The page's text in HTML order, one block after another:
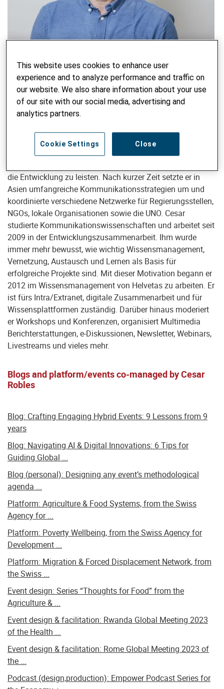
Cesar Robles, BA
cesar.robles@helvetas.org
2008 verliess Cesar Robles seine kleine Heimatstadt in
die Entwicklung zu leisten. Nach kurzer Zeit setzte er in
Asien umfangreiche Kommunikationsstrategien um und
koordinierte verschiedene Netzwerke für Regierungsstellen,
NGOs, lokale Organisationen sowie die UNO. Cesar
studierte Kommunikationswissenschaften und arbeitet seit
2009 in der Entwicklungszusammenarbeit. Ihm wurde
immer mehr bewusst, wie wichtig Wissensmanagement,
Vernetzung, Austausch und Lernen als Basis für
erfolgreiche Projekte sind. Mit dieser Motivation begann er
2012 im Wissensmanagement von Helvetas zu arbeiten. Er
ist fürs Intra/Extranet, digitale Zusammenarbeit und für
Wissensplattformen zuständig. Darüber hinaus moderiert
er Workshops und Konferenzen, organisiert Multimedia
Berichterstattungen, e-Diskussionen, Newsletter, Webinars,
Livestreams und vieles mehr.
Blogs and platform/events co-managed by Cesar
Robles
Blog: Crafting Engaging Hybrid Events: 9 Lessons from 9
years
Blog: Navigating AI & Digital Innovations: 6 Tips for
Guiding Global ...
Blog (personal): Designing any event’s methodological
agenda ...
Platform: Agriculture & Food Systems, from the Swiss
Agency for ...
Platform: Poverty Wellbeing, from the Swiss Agency for
Development ...
Platform: Migration & Forced Displacement Network, from
the Swiss ...
Event design: Series “Thoughts for Food” from the
Agriculture & ...
Event design & facilitation: Rwanda Global Meeting 2023
of the Health ...
Event design & facilitation: Rome Global Meeting 2023 of
the ...
Podcast (design,production): Empower Podcast Series for
This website uses cookies to enhance user
experience and to analyze performance and traffic on
our website. We also share information about your use
of our site with our social media, advertising and
analytics partners.
Close
Cookie Settings